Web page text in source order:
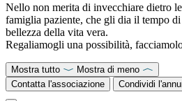
Nello non merita di invecchiare dietro
famiglia paziente, che gli dia il tempo
bellezza della vita vera.
Regaliamogli una possibilità,
Mostra tutto
Mostra di meno
Contatta l'associazione
Condividi